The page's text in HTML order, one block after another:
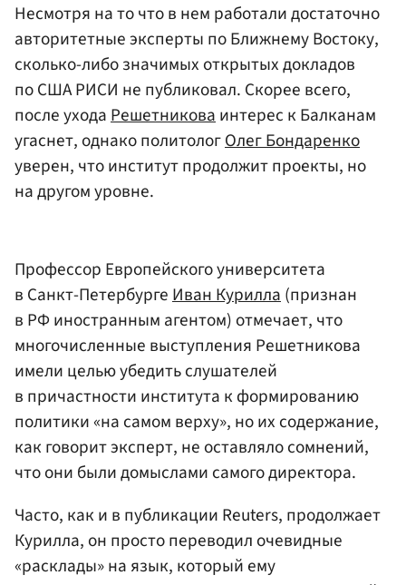
Несмотря на то что в нем работали достаточно
авторитетные эксперты по Ближнему Востоку,
сколько-либо значимых открытых докладов
по США РИСИ не публиковал. Скорее всего,
после уходаРешетниковаинтерес к Балканам
угаснет, однако политологОлег Бондаренко
уверен, что институт продолжит проекты, но
на другом уровне.
Профессор Европейского университета
в Санкт-ПетербургеИван Курилла(признан
в РФ иностранным агентом) отмечает, что
многочисленные выступления Решетникова
имели целью убедить слушателей
в причастности института к формированию
политики «на самом верху», но их содержание,
как говорит эксперт, не оставляло сомнений,
что они были домыслами самого директора.
Часто, как и в публикации Reuters, продолжает
Курилла, он просто переводил очевидные
«расклады» на язык, который ему